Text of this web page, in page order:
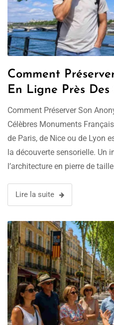
Comment
En Ligne Près Des
Monuments
Comment Préserver Son
Célèbres Monuments
de Paris, de Nice ou de Lyon
la découverte sensorielle. Un
l’architecture en pierre de
terrasse tranquille dans une
Lire la suite